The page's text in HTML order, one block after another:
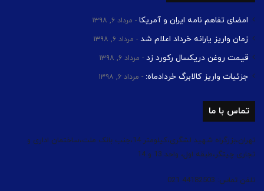
امضای تفاهم نامه ایران و آمریکا مرداد ۶, ۱۳۹۸
زمان واریز یارانه خرداد اعلام شد مرداد ۶, ۱۳۹۸
قیمت روغن دریکسال رکورد زد مرداد ۶, ۱۳۹۸
جزئیات واریز کالابرگ خردادماه: مرداد ۶, ۱۳۹۸
تماس با ما
تهران،بزرگراه شهید لشگری،کیلومتر 14،جنب بانک ملت،ساختمان اداری و
تجاری چیتگر،طبقه اول، واحد 13 و 14
تلفن تماس: 44182503 021